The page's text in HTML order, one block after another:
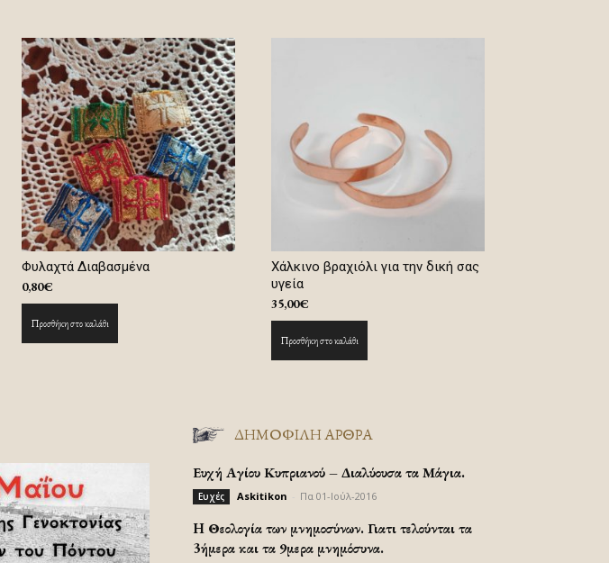
Φυλαχτά Διαβασμένα
0,80€
Προσθήκη στο καλάθι
Χάλκινο βραχιόλι για την δική σας
υγεία
35,00€
Προσθήκη στο καλάθι
ΔΗΜΟΦΙΛΗ ΑΡΘΡΑ
Ευχή Αγίου Κυπριανού – Διαλύουσα τα Μάγια.
Ευχές Askitikon Πα 01-Ιούλ-2016
H Θεολογία των μνημοσύνων. Γιατι τελούνται τα
3ήμερα και τα 9μερα μνημόσυνα.